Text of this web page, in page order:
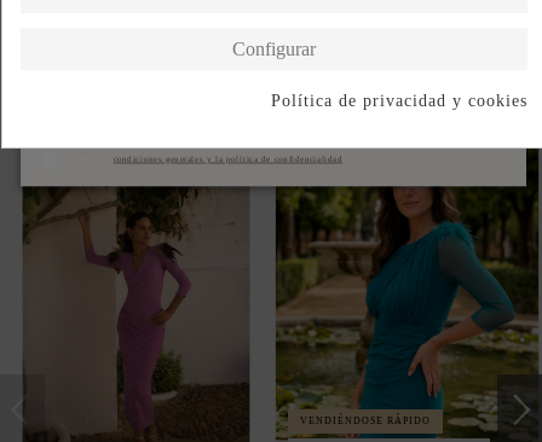
Productos en la misma categoría
VENDIÉNDOSE RÁPIDO
condiciones generales y la política de confidencialidad
Configurar
Política de privacidad y cookies